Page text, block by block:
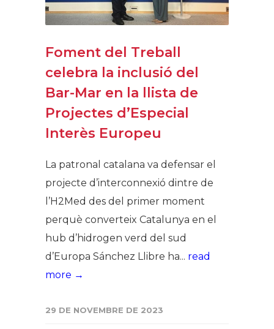
Foment del Treball
celebra la inclusió del
Bar-Mar en la llista de
Projectes d’Especial
Interès Europeu
La patronal catalana va defensar el
projecte d’interconnexió dintre de
l’H2Med des del primer moment
perquè converteix Catalunya en el
hub d’hidrogen verd del sud
d’Europa Sánchez Llibre ha... read
more →
29 DE NOVEMBRE DE 2023